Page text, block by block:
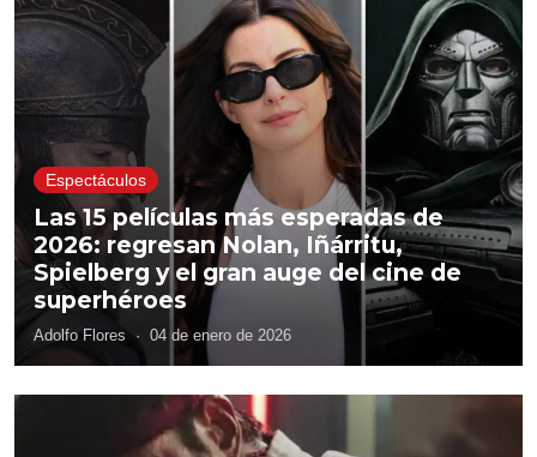
Espectáculos
Las 15 películas más esperadas de
2026: regresan Nolan, Iñárritu,
Spielberg y el gran auge del cine de
superhéroes
Adolfo Flores · 04 de enero de 2026